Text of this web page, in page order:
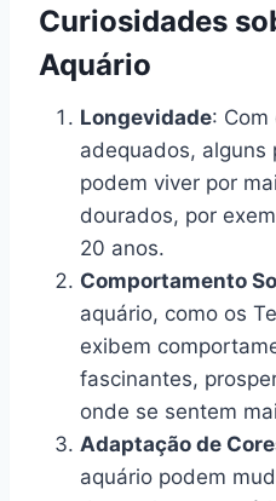
Curiosidades
Aquário
Longevidade: Com
adequados, alguns
podem viver por
dourados, por
20 anos.
Comportamento
aquário, como os
exibem
fascinantes,
onde se sentem
Adaptação de
aquário podem